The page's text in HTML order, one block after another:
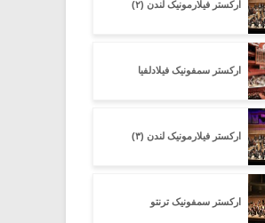
ارکستر فیلارمونیک لندن (۲)
ارکستر سمفونیک فیلادلفیا
ارکستر فیلارمونیک لندن (۳)
ارکستر سمفونیک ترنتو